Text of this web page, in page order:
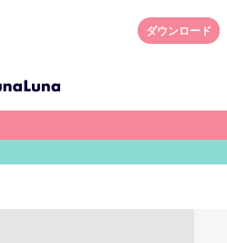
ダウンロード